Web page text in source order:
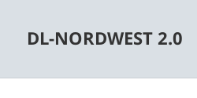
DL-NORDWEST 2.0